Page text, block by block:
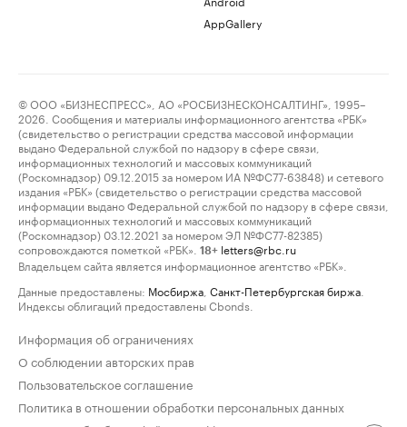
AppGallery
© ООО «БИЗНЕСПРЕСС», АО «РОСБИЗНЕСКОНСАЛТИНГ», 1995–
2026. Сообщения и материалы информационного агентства «РБК»
(свидетельство о регистрации средства массовой информации
выдано Федеральной службой по надзору в сфере связи,
информационных технологий и массовых коммуникаций
(Роскомнадзор) 09.12.2015 за номером ИА №ФС77-63848) и сетевого
издания «РБК» (свидетельство о регистрации средства массовой
информации выдано Федеральной службой по надзору в сфере связи,
информационных технологий и массовых коммуникаций
(Роскомнадзор) 03.12.2021 за номером ЭЛ №ФС77-82385)
сопровождаются пометкой «РБК».
18+ letters@rbc.ru
Владельцем сайта является информационное агентство «РБК».
Данные предоставлены: Мосбиржа Санкт-Петербургская биржа
Индексы облигаций предоставлены Cbonds.
Информация об ограничениях
О соблюдении авторских прав
Пользовательское соглашение
Политика в отношении обработки персональных данных